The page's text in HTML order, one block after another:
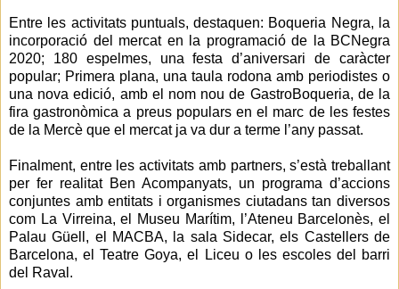
Entre les activitats puntuals, destaquen: Boqueria Negra, la
incorporació del mercat en la programació de la BCNegra
2020; 180 espelmes, una festa d’aniversari de caràcter
popular; Primera plana, una taula rodona amb periodistes o
una nova edició, amb el nom nou de GastroBoqueria, de la
fira gastronòmica a preus populars en el marc de les festes
de la Mercè que el mercat ja va dur a terme l’any passat.
Finalment, entre les activitats amb partners, s’està treballant
per fer realitat Ben Acompanyats, un programa d’accions
conjuntes amb entitats i organismes ciutadans tan diversos
com La Virreina, el Museu Marítim, l’Ateneu Barcelonès, el
Palau Güell, el MACBA, la sala Sidecar, els Castellers de
Barcelona, el Teatre Goya, el Liceu o les escoles del barri
del Raval.